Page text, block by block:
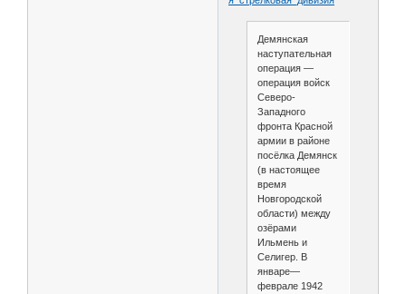
Демянская
наступательная
операция —
операция войск
Северо-
Западного
фронта Красной
армии в районе
посёлка Демянск
(в настоящее
время
Новгородской
области) между
озёрами
Ильмень и
Селигер. В
январе—
феврале 1942